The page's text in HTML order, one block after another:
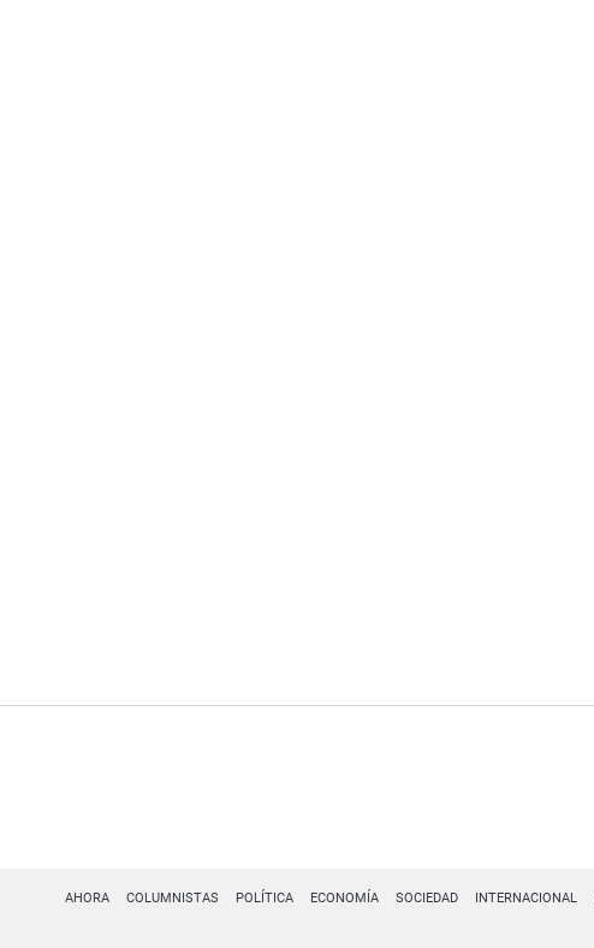
AHORA COLUMNISTAS POLÍTICA ECONOMÍA SOCIEDAD INTERNACIONAL